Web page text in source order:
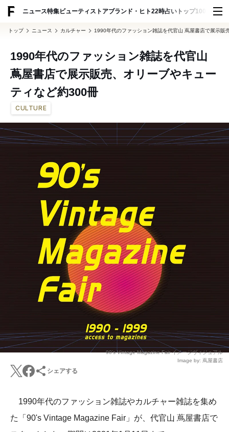
ニュース特集ビューティ ストアブランド・ヒト22時占い トップ100 スナッ
トップ ニュース カルチャー 1990年代のファッション雑誌を代官山 蔦屋書店で展示販
1990年代のファッション雑誌を代官山
蔦屋書店で展示販売、オリーブやキュー
ティなど約300冊
CULTURE
90’s Vintage Magazine Fair イメージヴィジュアル
Image by: 蔦屋書店
シェアする
1990年代のファッション雑誌やカルチャー雑誌を集め
た「90's Vintage Magazine Fair」が、代官山 蔦屋書店で